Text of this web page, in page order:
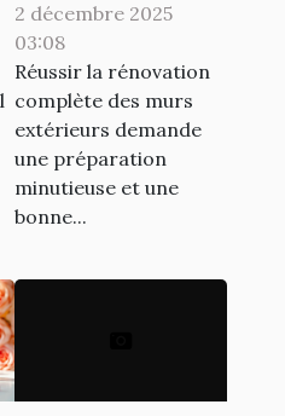
la rénovation
complète des
murs extérieurs
2 décembre 2025
03:08
Réussir la rénovation
complète des murs
extérieurs demande
une préparation
minutieuse et une
bonne...